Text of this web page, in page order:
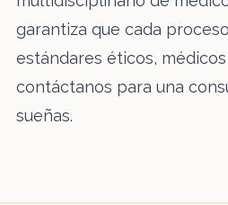
garantiza que cada
estándares éticos,
contáctanos para una
sueñas.